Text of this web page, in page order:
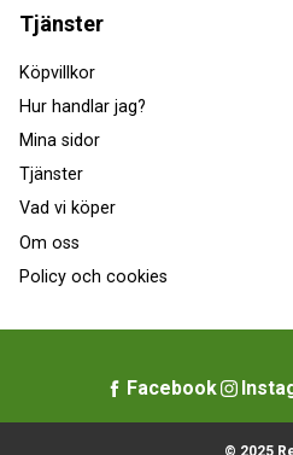
Tjänster
Köpvillkor
Hur handlar jag?
Mina sidor
Tjänster
Vad vi köper
Om oss
Policy och cookies
Facebook
© 2025